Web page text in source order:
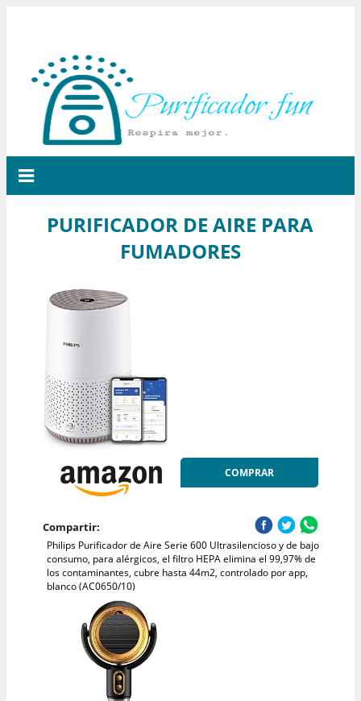
PURIFICADOR DE AIRE PARA
FUMADORES
COMPRAR
Compartir:
Philips Purificador de Aire Serie 600 Ultrasilencioso y de bajo
consumo, para alérgicos, el filtro HEPA elimina el 99,97% de
los contaminantes, cubre hasta 44m2, controlado por app,
blanco (AC0650/10)